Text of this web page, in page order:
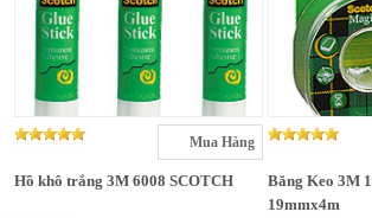
Mua Hàng
Hồ khô trắng 3M 6008 SCOTCH
Băng Keo 3M
19mmx4m